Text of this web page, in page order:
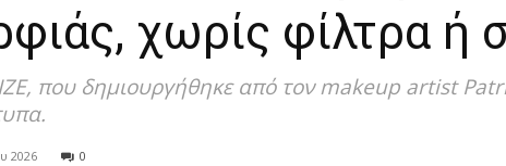
χωρίς φίλτρα ή
που δημιουργήθηκε από τον makeup artist
2026 0